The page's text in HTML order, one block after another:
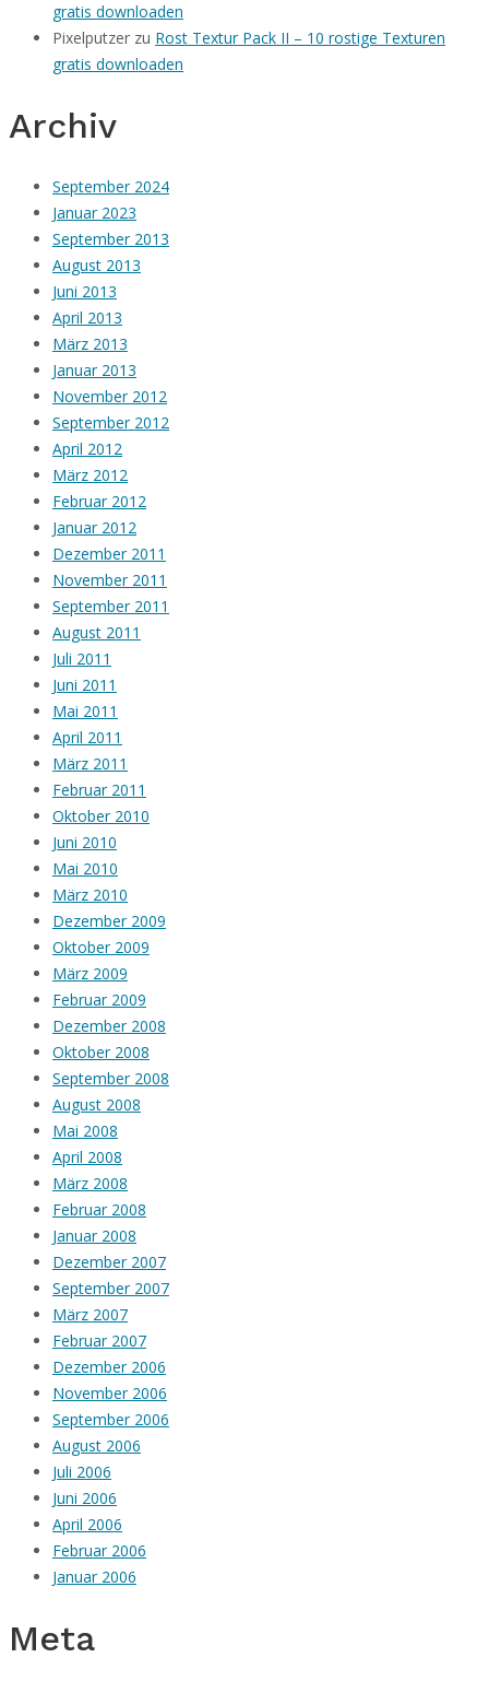
gratis downloaden
Pixelputzer zu Rost Textur Pack II – 10 rostige Texturen
gratis downloaden
Archiv
September 2024
Januar 2023
September 2013
August 2013
Juni 2013
April 2013
März 2013
Januar 2013
November 2012
September 2012
April 2012
März 2012
Februar 2012
Januar 2012
Dezember 2011
November 2011
September 2011
August 2011
Juli 2011
Juni 2011
Mai 2011
April 2011
März 2011
Februar 2011
Oktober 2010
Juni 2010
Mai 2010
März 2010
Dezember 2009
Oktober 2009
März 2009
Februar 2009
Dezember 2008
Oktober 2008
September 2008
August 2008
Mai 2008
April 2008
März 2008
Februar 2008
Januar 2008
Dezember 2007
September 2007
März 2007
Februar 2007
Dezember 2006
November 2006
September 2006
August 2006
Juli 2006
Juni 2006
April 2006
Februar 2006
Januar 2006
Meta